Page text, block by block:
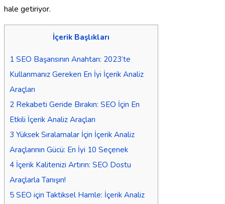
hale getiriyor.
İçerik Başlıkları
1 SEO Başarısının Anahtarı: 2023’te
Kullanmanız Gereken En İyi İçerik Analiz
Araçları
2 Rekabeti Geride Bırakın: SEO İçin En
Etkili İçerik Analiz Araçları
3 Yüksek Sıralamalar İçin İçerik Analiz
Araçlarının Gücü: En İyi 10 Seçenek
4 İçerik Kalitenizi Artırın: SEO Dostu
Araçlarla Tanışın!
5 SEO için Taktiksel Hamle: İçerik Analiz